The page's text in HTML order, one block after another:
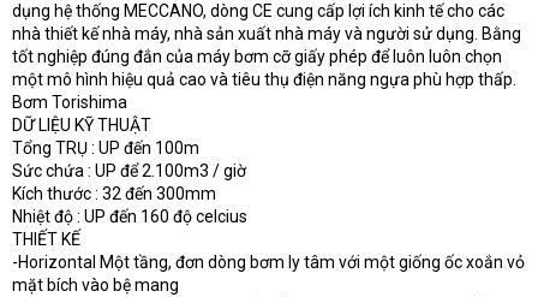
dụng hệ thống MECCANO, dòng CE cung cấp lợi ích kinh tế cho các
nhà thiết kế nhà máy, nhà sản xuất nhà máy và người sử dụng. Bằng
tốt nghiệp đúng đắn của máy bơm cỡ giấy phép để luôn luôn chọn
một mô hình hiệu quả cao và tiêu thụ điện năng ngựa phù hợp thấp.
Bơm Torishima
DỮ LIỆU KỸ THUẬT
Tổng TRỤ : UP đến 100m
Sức chứa : UP để 2.100m3 / giờ
Kích thước : 32 đến 300mm
Nhiệt độ : UP đến 160 độ celcius
THIẾT KẾ
-Horizontal Một tầng, đơn dòng bơm ly tâm với một giống ốc xoắn vỏ
mặt bích vào bệ mang